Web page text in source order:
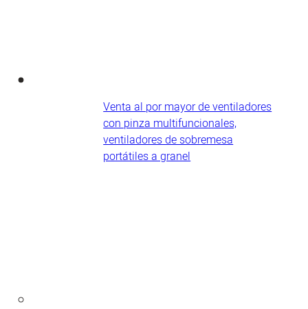
Venta al por mayor de ventiladores
con pinza multifuncionales,
ventiladores de sobremesa
portátiles a granel